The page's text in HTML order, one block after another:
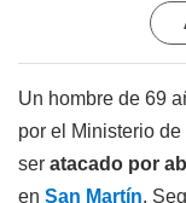
Un hombre de 69
por el Ministerio
ser atacado por
en San Martín.